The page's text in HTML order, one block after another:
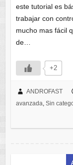
este tutorial es
trabajar con
mucho mas fácil
de…
+2
ANDROFAST
avanzada Sin